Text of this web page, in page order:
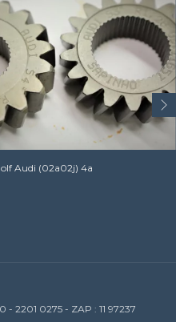
Audi (02a02j) 4a
- 2201 0275 - ZAP : 11 97237